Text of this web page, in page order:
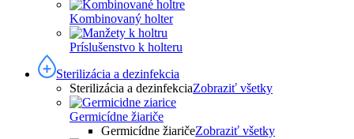
Kombinovaný holter
Príslušenstvo k holteru
Sterilizácia a dezinfekcia
Sterilizácia a dezinfekciaZobraziť všetky
Germicídne žiariče
Germicídne žiaričeZobraziť všetky